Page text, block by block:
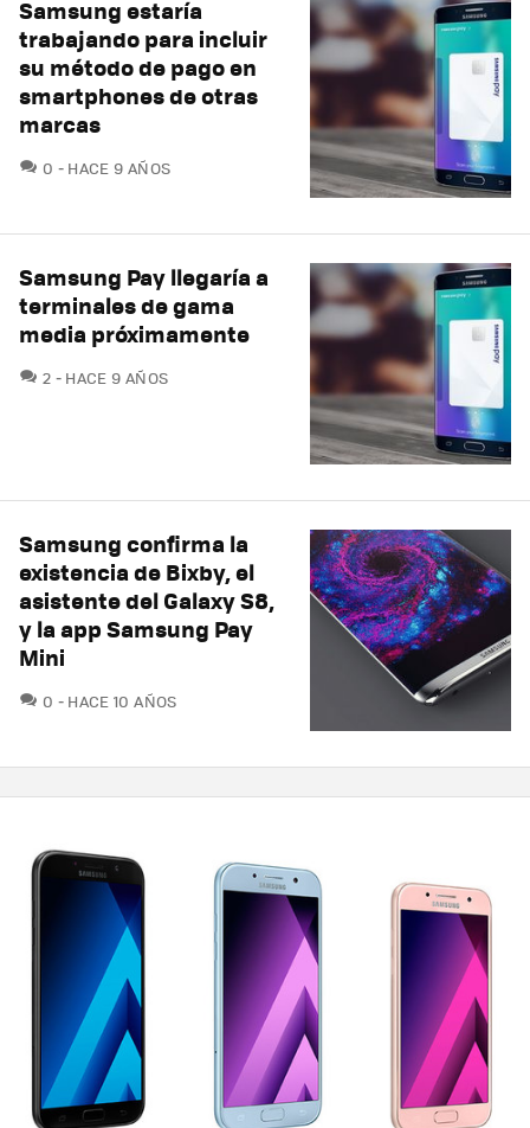
Samsung estaría
trabajando para incluir
su método de pago en
smartphones de otras
marcas
0 COMENTARIOS
HACE 9 AÑOS
Samsung Pay llegaría a
terminales de gama
media próximamente
2 COMENTARIOS
HACE 9 AÑOS
Samsung confirma la
existencia de Bixby, el
asistente del Galaxy S8,
y la app Samsung Pay
Mini
0 COMENTARIOS
HACE 10 AÑOS